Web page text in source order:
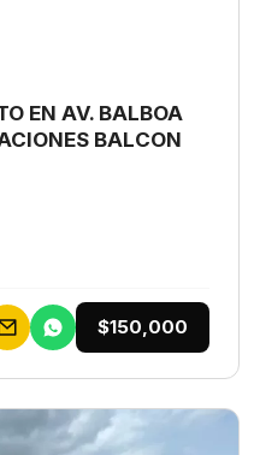
EN AV. BALBOA
BALCON
$150,000